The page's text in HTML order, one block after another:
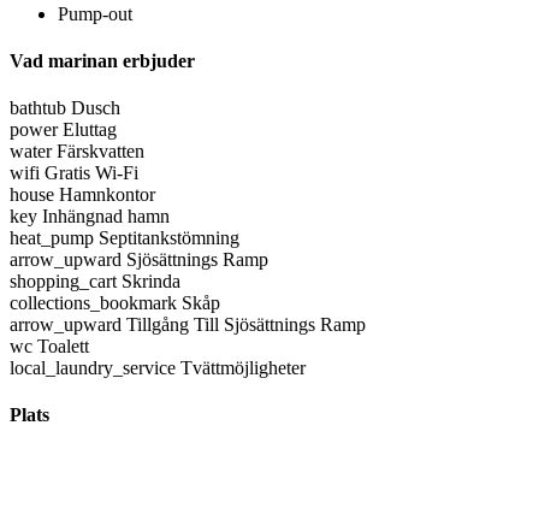
Pump-out
Vad marinan erbjuder
bathtub Dusch
power Eluttag
water Färskvatten
wifi Gratis Wi-Fi
house Hamnkontor
key Inhängnad hamn
heat_pump Septitankstömning
arrow_upward Sjösättnings Ramp
shopping_cart Skrinda
collections_bookmark Skåp
arrow_upward Tillgång Till Sjösättnings Ramp
wc Toalett
local_laundry_service Tvättmöjligheter
Plats